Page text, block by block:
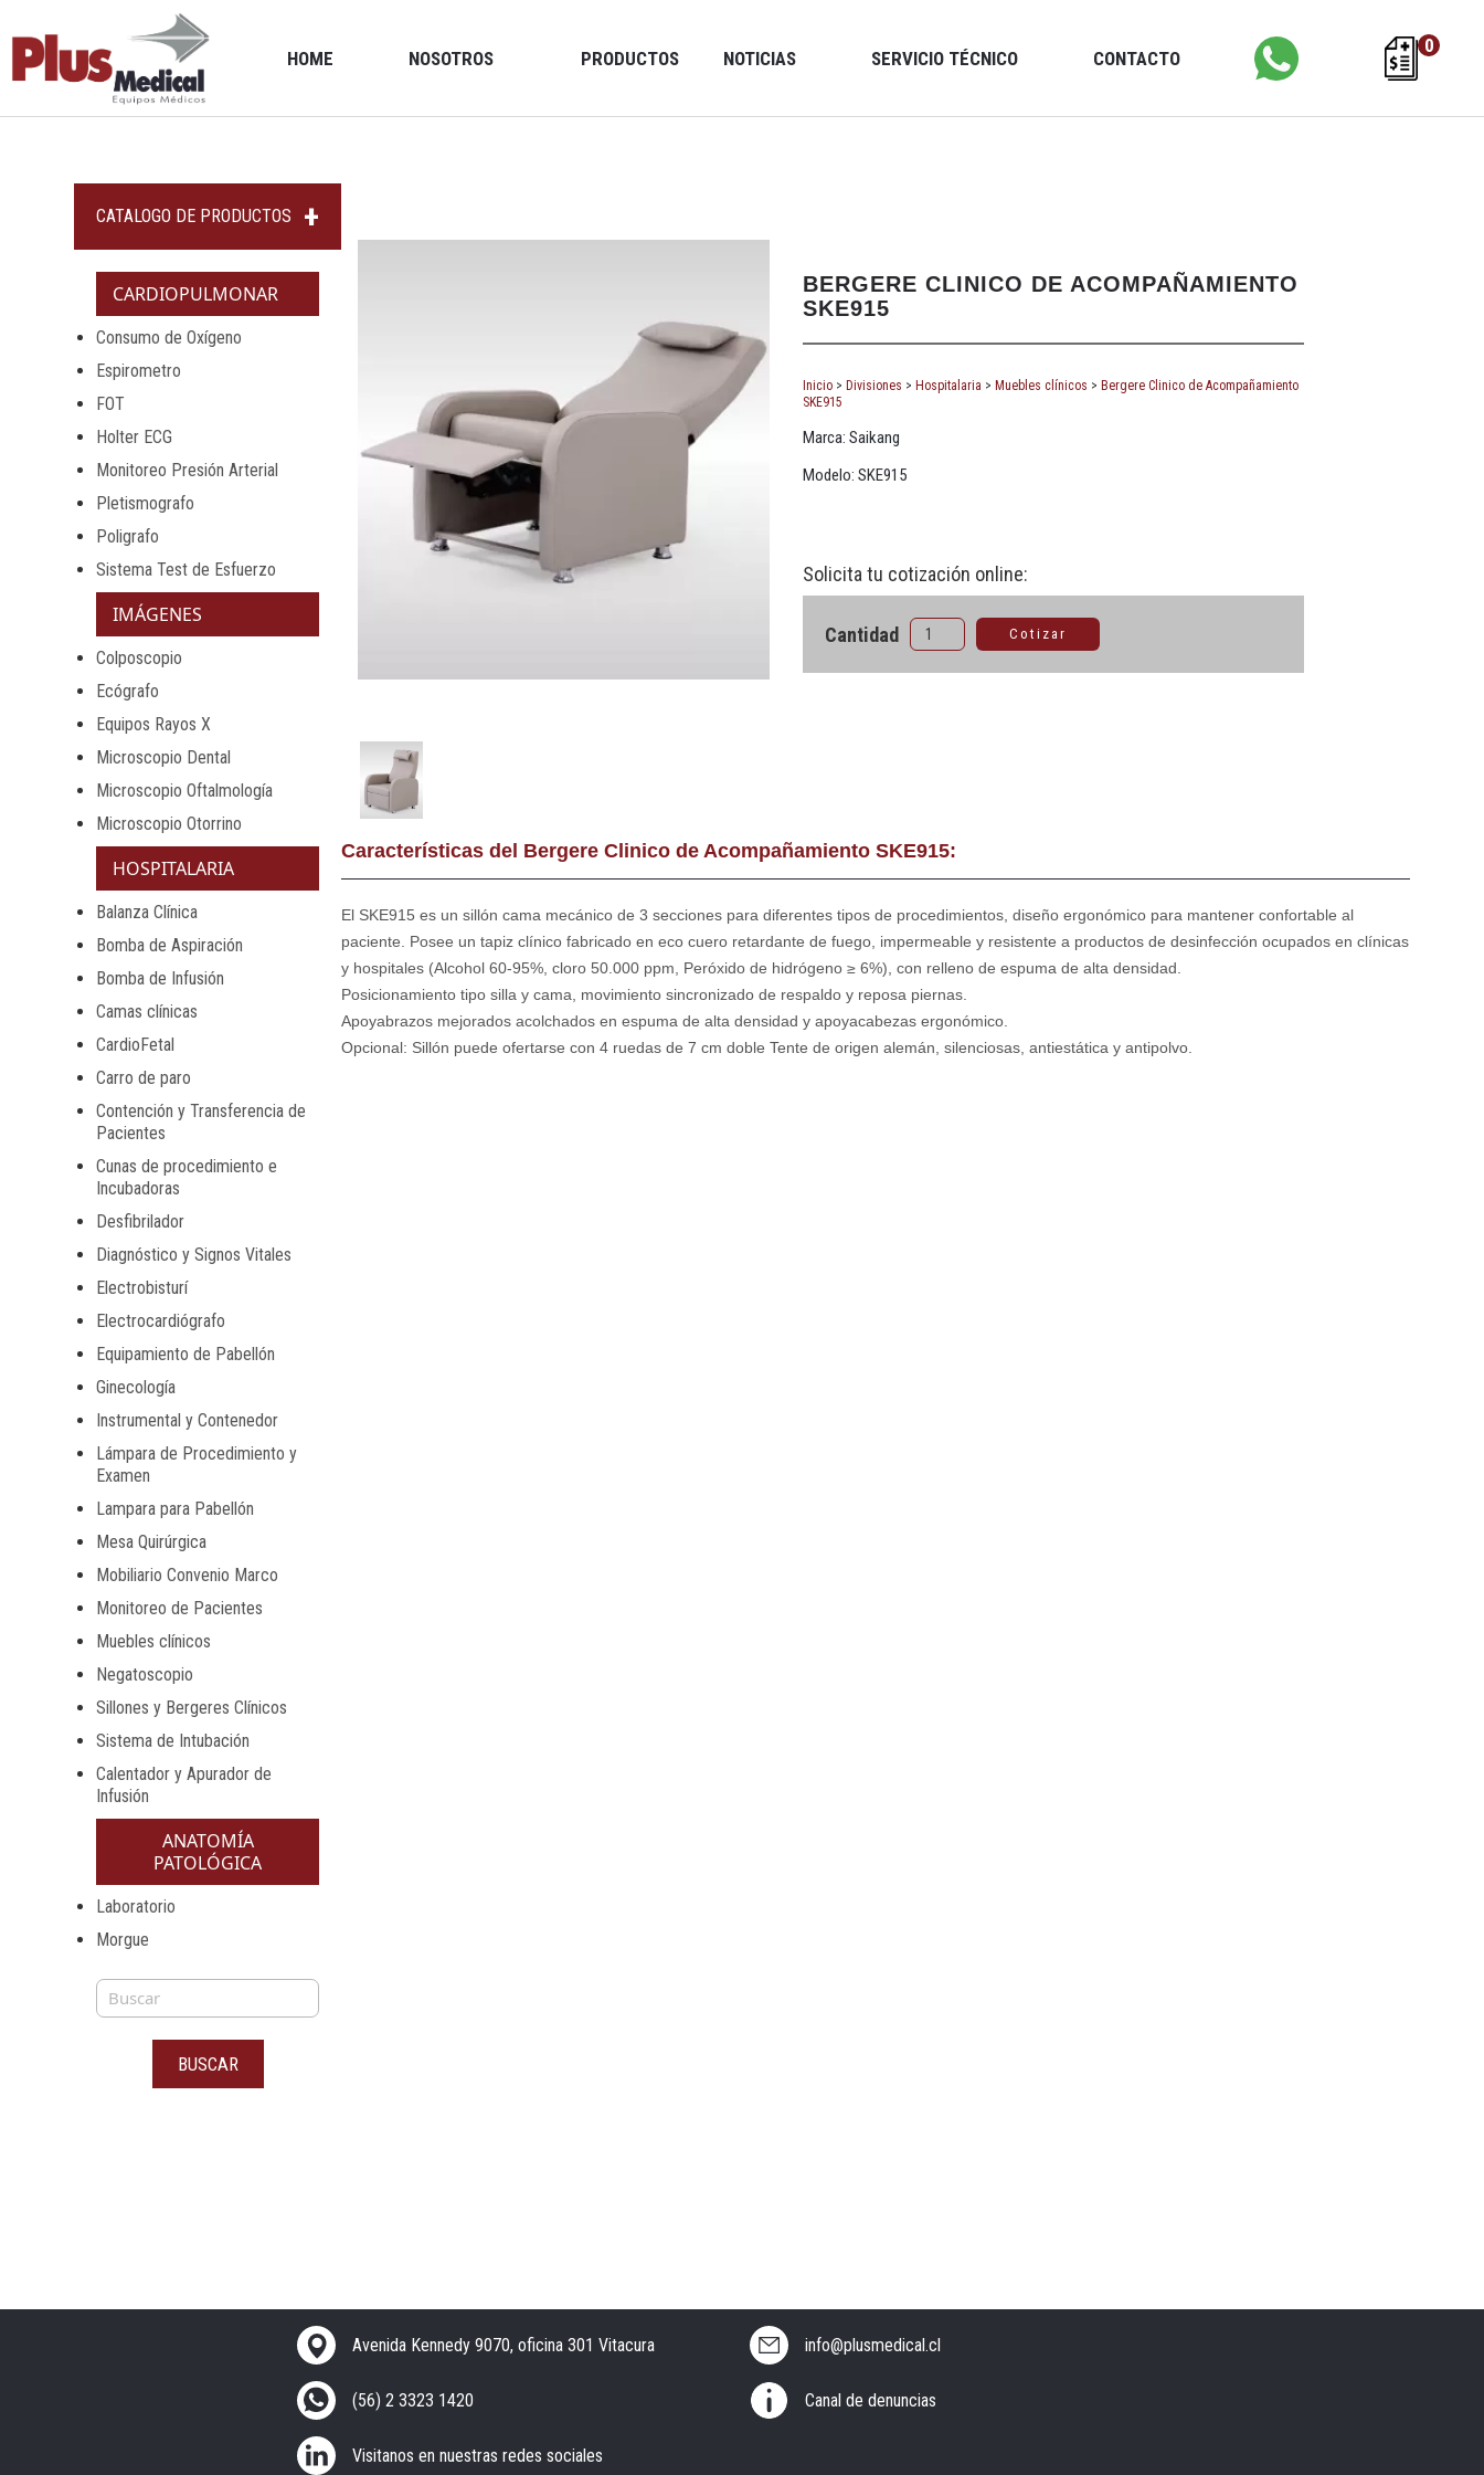
HOME NOSOTROS PRODUCTOS NOTICIAS SERVICIO TÉCNICO CONTACTO
0
CATALOGO DE PRODUCTOS
CARDIOPULMONAR
Consumo de Oxígeno
Espirometro
FOT
Holter ECG
Monitoreo Presión Arterial
Pletismografo
Poligrafo
Sistema Test de Esfuerzo
IMÁGENES
Colposcopio
Ecógrafo
Equipos Rayos X
Microscopio Dental
Microscopio Oftalmología
Microscopio Otorrino
HOSPITALARIA
Balanza Clínica
Bomba de Aspiración
Bomba de Infusión
Camas clínicas
CardioFetal
Carro de paro
Contención y Transferencia de
Pacientes
Cunas de procedimiento e
Incubadoras
Desfibrilador
Diagnóstico y Signos Vitales
Electrobisturí
Electrocardiógrafo
Equipamiento de Pabellón
Ginecología
Instrumental y Contenedor
Lámpara de Procedimiento y
Examen
Lampara para Pabellón
Mesa Quirúrgica
Mobiliario Convenio Marco
Monitoreo de Pacientes
Muebles clínicos
Negatoscopio
Sillones y Bergeres Clínicos
Sistema de Intubación
Calentador y Apurador de
Infusión
ANATOMÍA
PATOLÓGICA
Laboratorio
Morgue
BUSCAR
BERGERE CLINICO DE ACOMPAÑAMIENTO
SKE915
Inicio > Divisiones > Hospitalaria > Muebles clínicos > Bergere Clinico de Acompañamiento
SKE915
Marca: Saikang
Modelo: SKE915
Solicita tu cotización online:
Cantidad Cotizar
Características del Bergere Clinico de Acompañamiento SKE915:
El SKE915 es un sillón cama mecánico de 3 secciones para diferentes tipos de procedimientos, diseño ergonómico para mantener confortable al
paciente. Posee un tapiz clínico fabricado en eco cuero retardante de fuego, impermeable y resistente a productos de desinfección ocupados en clínicas
y hospitales (Alcohol 60-95%, cloro 50.000 ppm, Peróxido de hidrógeno ≥ 6%), con relleno de espuma de alta densidad.
Posicionamiento tipo silla y cama, movimiento sincronizado de respaldo y reposa piernas.
Apoyabrazos mejorados acolchados en espuma de alta densidad y apoyacabezas ergonómico.
Opcional: Sillón puede ofertarse con 4 ruedas de 7 cm doble Tente de origen alemán, silenciosas, antiestática y antipolvo.
Avenida Kennedy 9070, oficina 301 Vitacura info@plusmedical.cl
(56) 2 3323 1420 Canal de denuncias
Visitanos en nuestras redes sociales